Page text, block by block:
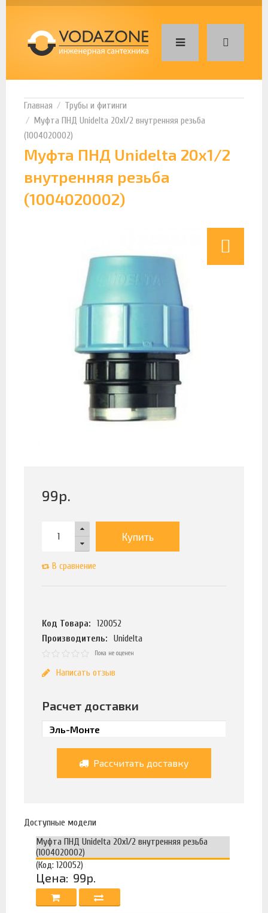
Трубы и фитинги
Муфта ПНД Unidelta 20х1/2 внутренняя резьба
(1004020002)
Муфта ПНД Unidelta 20х1/2
внутренняя резьба
(1004020002)
99р.
Купить
В сравнение
Код Товара:
120052
Производитель:
Unidelta
Пока не оценен
Написать отзыв
Расчет доставки
Рассчитать доставку
Доступные модели
Муфта ПНД Unidelta 20х1/2 внутренняя резьба
(1004020002)
(Код: 120052)
Цена: 99р.